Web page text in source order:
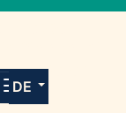
unserer
DE